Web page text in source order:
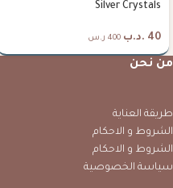
Silver Crystals
40 .د.ب 400 ر.س
من نحن
طريقة العناية
الشروط و الاحكام
الشروط و الاحكام
سياسة الخصوصية